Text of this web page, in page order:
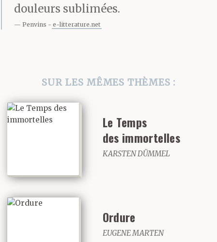
douleurs sublimées.
Penvins e-litterature.net
SUR LES MÊMES THÈMES :
Le Temps
des immortelles
KARSTEN DÜMMEL
Ordure
EUGENE MARTEN